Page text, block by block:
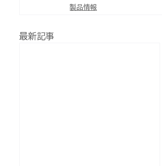
製品情報
最新記事